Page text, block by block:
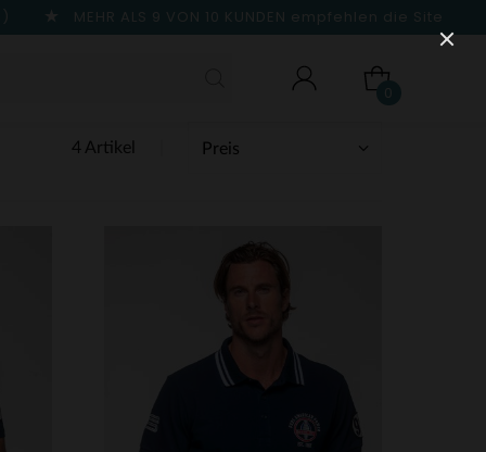
MEHR ALS 9 VON 10 KUNDEN empfehlen die Site
0
4 Artikel